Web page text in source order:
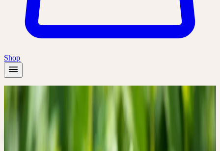
Shop
Verdauung
VERDAUUNG